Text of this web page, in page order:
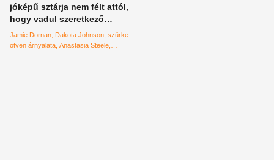
jóképű sztárja nem félt attól,
hogy vadul szeretkező
milliárdosként skatulyázzák
be
Jamie Dornan Dakota Johnson szürke
ötven árnyalata Anastasia Steele